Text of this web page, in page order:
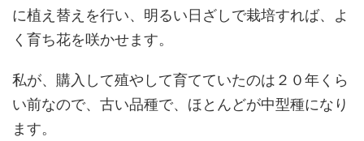
に植え替えを行い、明るい日ざしで栽培すれば、よ
く育ち花を咲かせます。
私が、購入して殖やして育てていたのは２０年くら
い前なので、古い品種で、ほとんどが中型種になり
ます。